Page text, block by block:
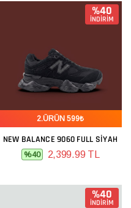
%40
İNDİRİM
2.ÜRÜN 599₺
NEW BALANCE 9060 FULL SIYAH
%40 2,399.99 TL
%40
İNDİRİM